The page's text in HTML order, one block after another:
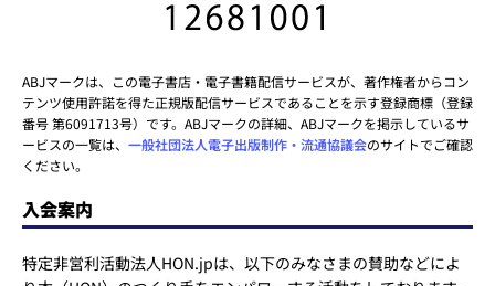
ABJマークは、この電子書店・電子書籍配信サービスが、著作権者からコン
テンツ使用許諾を得た正規版配信サービスであることを示す登録商標（登録
番号 第6091713号）です。ABJマークの詳細、ABJマークを掲示しているサ
ービスの一覧は、 一般社団法人電子出版制作・流通協議会のサイトでご確認
ください。
入会案内
特定非営利活動法人HON.jpは、以下のみなさまの賛助などによ